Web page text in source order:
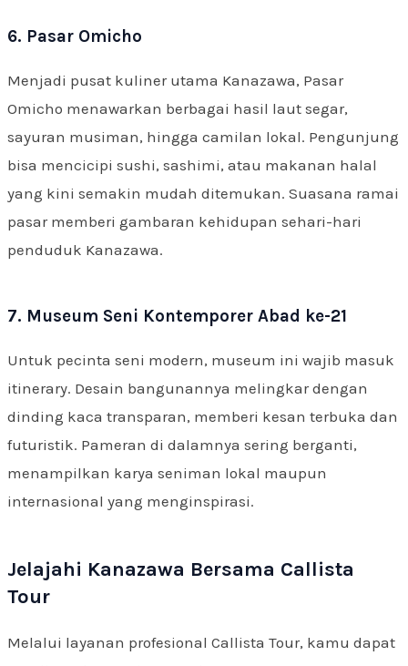
6. Pasar Omicho
Menjadi pusat kuliner utama Kanazawa, Pasar
Omicho menawarkan berbagai hasil laut segar,
sayuran musiman, hingga camilan lokal. Pengunjung
bisa mencicipi sushi, sashimi, atau makanan halal
yang kini semakin mudah ditemukan. Suasana ramai
pasar memberi gambaran kehidupan sehari-hari
penduduk Kanazawa.
7. Museum Seni Kontemporer Abad ke-21
Untuk pecinta seni modern, museum ini wajib masuk
itinerary. Desain bangunannya melingkar dengan
dinding kaca transparan, memberi kesan terbuka dan
futuristik. Pameran di dalamnya sering berganti,
menampilkan karya seniman lokal maupun
internasional yang menginspirasi.
Jelajahi Kanazawa Bersama Callista
Tour
Melalui layanan profesional Callista Tour, kamu dapat